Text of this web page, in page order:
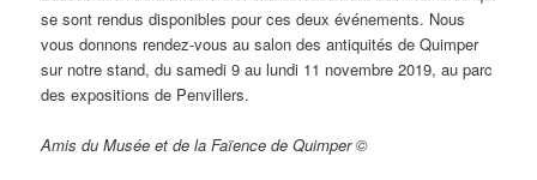
se sont rendus disponibles pour ces deux événements. Nous
vous donnons rendez-vous au salon des antiquités de Quimper
sur notre stand, du samedi 9 au lundi 11 novembre 2019, au parc
des expositions de Penvillers.
Amis du Musée et de la Faïence de Quimper ©